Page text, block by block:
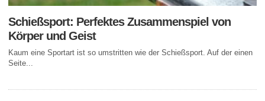
Schießsport: Perfektes Zusammenspiel von
Körper und Geist
Kaum eine Sportart ist so umstritten wie der Schießsport. Auf der einen
Seite...